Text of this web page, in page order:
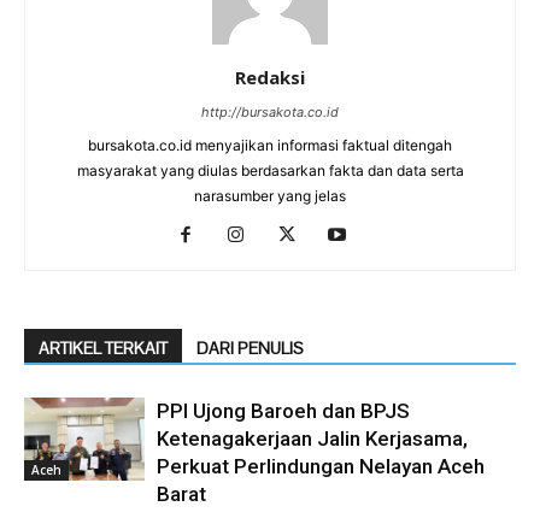
Redaksi
http://bursakota.co.id
bursakota.co.id menyajikan informasi faktual ditengah
masyarakat yang diulas berdasarkan fakta dan data serta
narasumber yang jelas
ARTIKEL TERKAIT DARI PENULIS
Aceh
PPI Ujong Baroeh dan BPJS
Ketenagakerjaan Jalin Kerjasama,
Perkuat Perlindungan Nelayan Aceh
Barat